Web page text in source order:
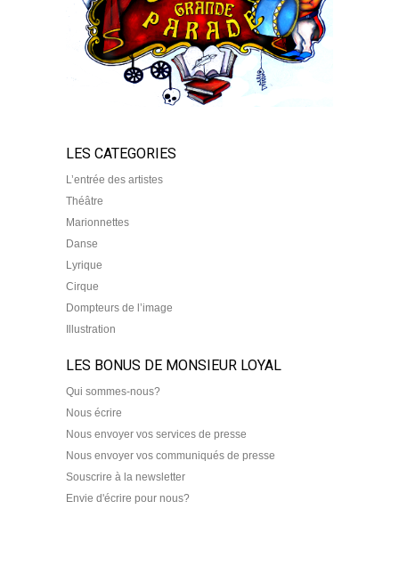
LES CATEGORIES
L’entrée des artistes
Théâtre
Marionnettes
Danse
Lyrique
Cirque
Dompteurs de l’image
Illustration
LES BONUS DE MONSIEUR LOYAL
Qui sommes-nous?
Nous écrire
Nous envoyer vos services de presse
Nous envoyer vos communiqués de presse
Souscrire à la newsletter
Envie d'écrire pour nous?